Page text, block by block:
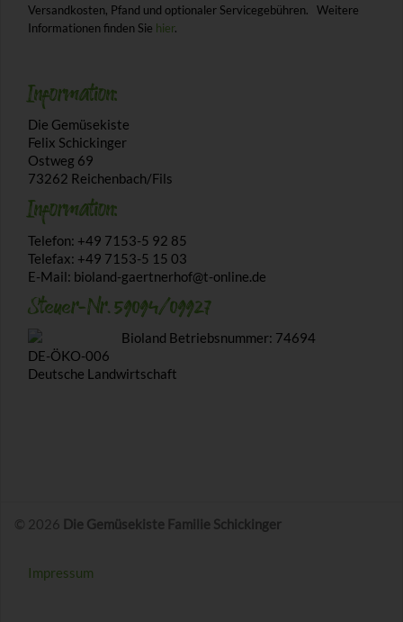
Versandkosten, Pfand und optionaler Servicegebühren. Weitere
Informationen finden Sie hier.
Information:
Die Gemüsekiste
Felix Schickinger
Ostweg 69
73262 Reichenbach/Fils
Information:
Telefon: +49 7153-5 92 85
Telefax: +49 7153-5 15 03
E-Mail: bioland-gaertnerhof@t-online.de
Steuer-Nr. 59094/09927
Bioland Betriebsnummer: 74694
DE-ÖKO-006
Deutsche Landwirtschaft
© 2026 Die Gemüsekiste Familie Schickinger
Impressum